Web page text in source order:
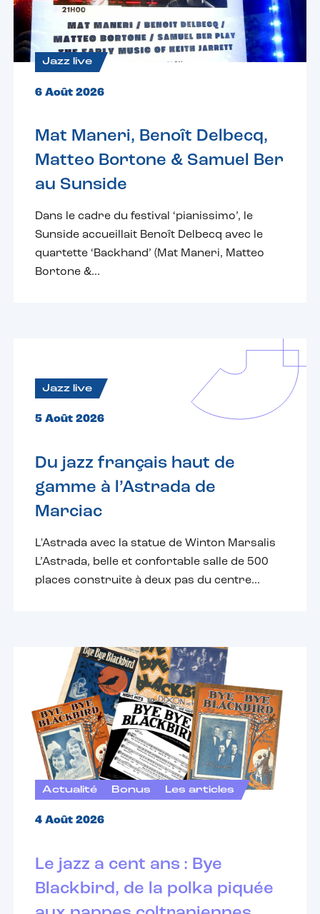
Jazz live
6 Août 2026
Mat Maneri, Benoît Delbecq,
Matteo Bortone & Samuel Ber
au Sunside
Dans le cadre du festival ‘pianissimo’, le
Sunside accueillait Benoît Delbecq avec le
quartette ‘Backhand’ (Mat Maneri, Matteo
Bortone &...
Jazz live
5 Août 2026
Du jazz français haut de
gamme à l’Astrada de
Marciac
L'Astrada avec la statue de Winton Marsalis
L’Astrada, belle et confortable salle de 500
places construite à deux pas du centre...
Actualité Bonus Les articles
4 Août 2026
Le jazz a cent ans : Bye
Blackbird, de la polka piquée